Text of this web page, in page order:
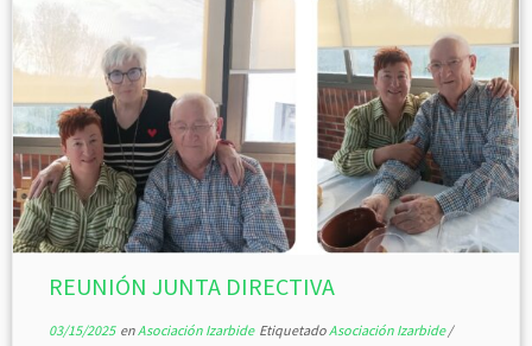
REUNIÓN JUNTA DIRECTIVA
03/15/2025enAsociación Izarbide EtiquetadoAsociación Izarbide/